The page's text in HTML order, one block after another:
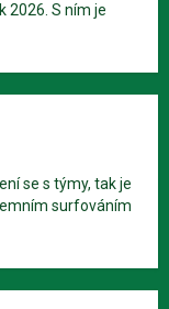
2026. S ním je
se s týmy, tak je
surfováním